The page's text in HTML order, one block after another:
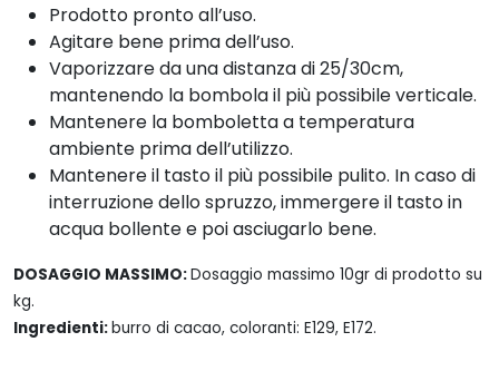
Prodotto pronto all’uso.
Agitare bene prima dell’uso.
Vaporizzare da una distanza di 25/30cm,
mantenendo la bombola il più possibile verticale.
Mantenere la bomboletta a temperatura
ambiente prima dell’utilizzo.
Mantenere il tasto il più possibile pulito. In caso di
interruzione dello spruzzo, immergere il tasto in
acqua bollente e poi asciugarlo bene.
DOSAGGIO MASSIMO:Dosaggio massimo 10gr di prodotto su
kg.
Ingredienti:burro di cacao, coloranti: E129, E172.